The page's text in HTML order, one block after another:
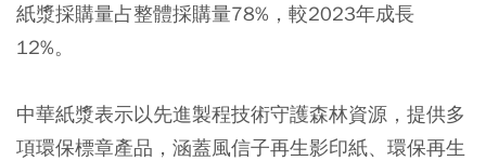
紙漿採購量占整體採購量78%，較2023年成長
12%。
中華紙漿表示以先進製程技術守護森林資源，提供多
項環保標章產品，涵蓋風信子再生影印紙、環保再生